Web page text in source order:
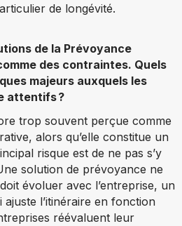
de longévité.
de la Prévoyance
des contraintes. Quels
majeurs auxquels les
attentifs ?
trop souvent perçue comme
alors qu’elle constitue un
risque est de ne pas s’y
solution de prévoyance ne
évoluer avec l’entreprise, un
l’itinéraire en fonction
réévaluent leur